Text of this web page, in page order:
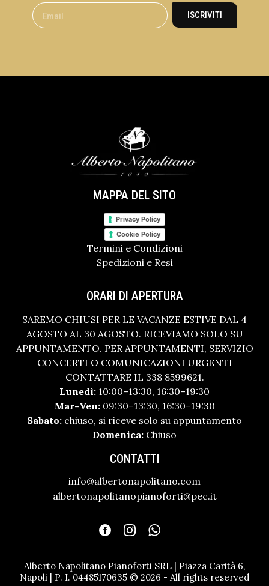
ISCRIVITI
MAPPA DEL SITO
Privacy Policy
Cookie Policy
Termini e Condizioni
Spedizioni e Resi
ORARI DI APERTURA
SAREMO CHIUSI PER LE VACANZE ESTIVE DAL 4
AGOSTO AL 30 AGOSTO. RICEVIAMO SOLO SU
APPUNTAMENTO. PER APPUNTAMENTI, SERVIZIO
CONCERTI O COMUNICAZIONI URGENTI
CONTATTARE IL 338 8599621.
Lunedì: 10:00–13:30, 16:30–19:30
Mar–Ven:09:30–13:30, 16:30–19:30
Sabato: chiuso, si riceve solo su appuntamento
Domenica: Chiuso
CONTATTI
info@albertonapolitano.com
albertonapolitanopianoforti@pec.it
Alberto Napolitano Pianoforti SRL | Piazza Carità 6,
Napoli | P. I. 04485170635 © 2026 - All rights reserved